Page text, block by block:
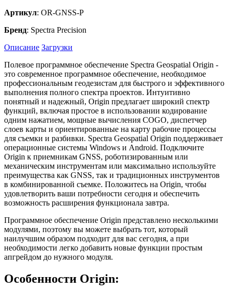
Артикул: OR-GNSS-P
Бренд: Spectra Precision
Описание Загрузки
Полевое программное обеспечение Spectra Geospatial Origin -
это современное программное обеспечение, необходимое
профессиональным геодезистам для быстрого и эффективного
выполнения полного спектра проектов. Интуитивно
понятный и надежный, Origin предлагает широкий спектр
функций, включая простое в использовании кодирование
одним нажатием, мощные вычисления COGO, диспетчер
слоев карты и ориентированные на карту рабочие процессы
для съемки и разбивки. Spectra Geospatial Origin поддерживает
операционные системы Windows и Android. Подключите
Origin к приемникам GNSS, роботизированным или
механическим инструментам или максимально используйте
преимущества как GNSS, так и традиционных инструментов
в комбинированной съемке. Положитесь на Origin, чтобы
удовлетворить ваши потребности сегодня и обеспечить
возможность расширения функционала завтра.
Программное обеспечение Origin представлено несколькими
модулями, поэтому вы можете выбрать тот, который
наилучшим образом подходит для вас сегодня, а при
необходимости легко добавить новые функции простым
апгрейдом до нужного модуля.
Особенности Origin: